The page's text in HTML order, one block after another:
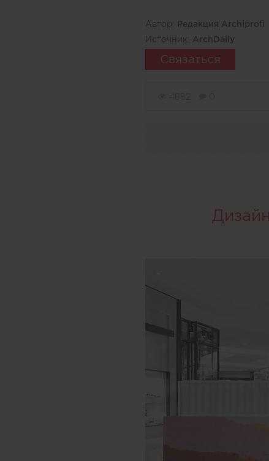
Автор: Редакция Archiprofi
Источник:
ArchDaily
Связаться